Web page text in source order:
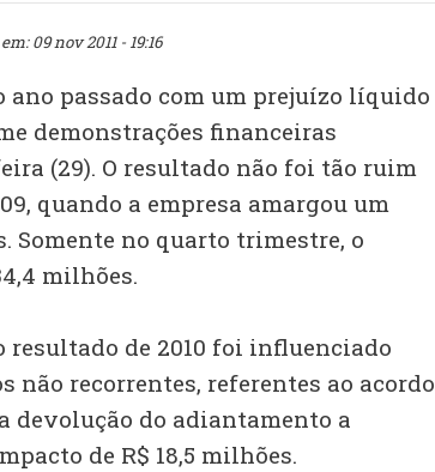
09 nov 2011 - 19:16
ano passado com um prejuízo líquido
demonstrações financeiras
(29). O resultado não foi tão ruim
quando a empresa amargou um
Somente no quarto trimestre, o
milhões.
resultado de 2010 foi influenciado
recorrentes, referentes ao acordo
devolução do adiantamento a
de R$ 18,5 milhões.